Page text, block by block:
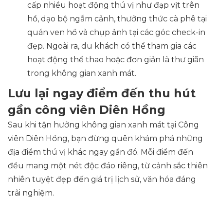
cấp nhiều hoạt động thú vị như đạp vịt trên
hồ, dạo bộ ngắm cảnh, thưởng thức cà phê tại
quán ven hồ và chụp ảnh tại các góc check-in
đẹp. Ngoài ra, du khách có thể tham gia các
hoạt động thể thao hoặc đơn giản là thư giãn
trong không gian xanh mát.
Lưu lại ngay điểm đến thu hút
gần công viên Diên Hồng
Sau khi tận hưởng không gian xanh mát tại Công
viên Diên Hồng, bạn đừng quên khám phá những
địa điểm thú vị khác ngay gần đó. Mỗi điểm đến
đều mang một nét độc đáo riêng, từ cảnh sắc thiên
nhiên tuyệt đẹp đến giá trị lịch sử, văn hóa đáng
trải nghiệm.